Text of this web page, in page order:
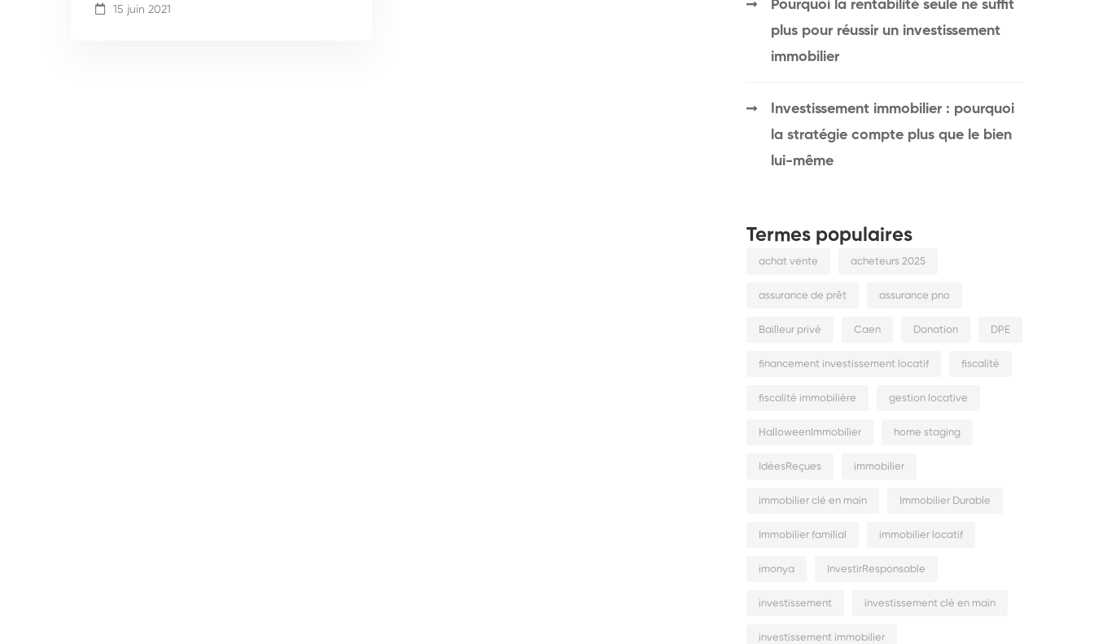
15 juin 2021
Pourquoi la rentabilité seule ne suffit
plus pour réussir un investissement
immobilier
Investissement immobilier : pourquoi
la stratégie compte plus que le bien
lui-même
Termes populaires
achat vente acheteurs 2025
assurance de prêt assurance pno
Bailleur privé Caen Donation DPE
financement investissement locatif fiscalité
fiscalité immobilière gestion locative
HalloweenImmobilier home staging
IdéesReçues immobilier
immobilier clé en main Immobilier Durable
Immobilier familial immobilier locatif
imonya InvestirResponsable
investissement investissement clé en main
investissement immobilier